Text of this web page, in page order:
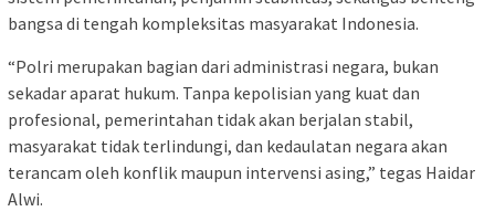
bangsa di tengah kompleksitas masyarakat Indonesia.
“Polri merupakan bagian dari administrasi negara, bukan
sekadar aparat hukum. Tanpa kepolisian yang kuat dan
profesional, pemerintahan tidak akan berjalan stabil,
masyarakat tidak terlindungi, dan kedaulatan negara akan
terancam oleh konflik maupun intervensi asing,” tegas Haidar
Alwi.